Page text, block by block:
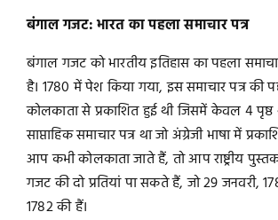
बंगाल गजट: भारत का पहला समाचार पत्र
बंगाल गजट को भारतीय इतिहास का पहला
है। 1780 में पेश किया गया, इस समाचार पत्र की
कोलकाता से प्रकाशित हुई थी जिसमें केवल 4
साप्ताहिक समाचार पत्र था जो अंग्रेजी भाषा में
आप कभी कोलकाता जाते हैं, तो आप राष्ट्रीय
गजट की दो प्रतियां पा सकते हैं, जो 29 जनवरी,
1782 की हैं।